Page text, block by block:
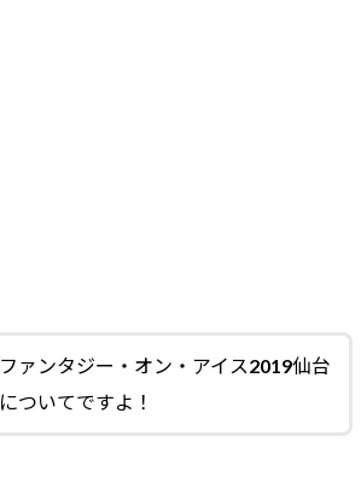
ファンタジー・オン・アイス2019仙台
についてですよ！